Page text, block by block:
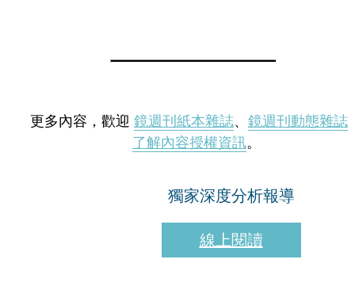
更多內容，歡迎 鏡週刊紙本雜誌、 鏡週刊動態雜誌
了解內容授權資訊。
獨家深度分析報導
線上閱讀